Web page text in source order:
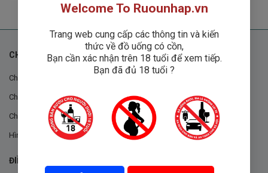
CHÍNH SÁCH
Chính sách chung
Chính sách đổi trả
Chính sách mua hàng
Hình thức thanh toán
ĐIỀU KHOẢN VÀ CHÍNH SÁCH
Welcome To Ruounhap.vn
Trang web cung cấp các thông tin và kiến
thức về đồ uống có cồn,
Bạn cần xác nhận trên 18 tuổi để xem tiếp.
Bạn đã đủ 18 tuổi ?